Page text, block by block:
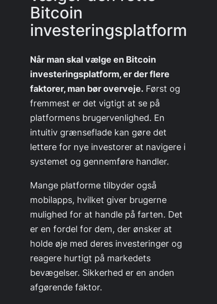
Bitcoin
investeringsplatform
Når man skal vælge en Bitcoin
investeringsplatform, er der flere
faktorer, man bør overveje. Først og
fremmest er det vigtigt at se på
platformens brugervenlighed. En
intuitiv grænseflade kan gøre det
lettere for nye investorer at navigere i
systemet og gennemføre handler.
Mange platforme tilbyder også
mobilapps, hvilket giver brugerne
mulighed for at handle på farten. Det
er en fordel for dem, der ønsker at
holde øje med deres investeringer og
reagere hurtigt på markedets
bevægelser. Sikkerhed er en anden
afgørende faktor.